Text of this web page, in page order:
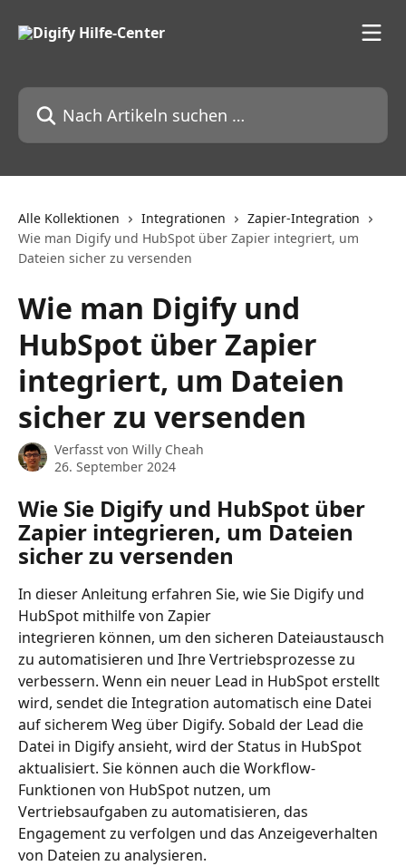
Nach Artikeln suchen …
Alle Kollektionen Integrationen
Zapier-Integration
Wie man Digify und HubSpot über Zapier integriert, um
Dateien sicher zu versenden
Wie man Digify und
HubSpot über Zapier
integriert, um Dateien
sicher zu versenden
Verfasst von Willy Cheah
26. September 2024
Wie Sie Digify und HubSpot über
Zapier integrieren, um Dateien
sicher zu versenden
In dieser Anleitung erfahren Sie, wie Sie Digify und
HubSpot mithilfe von Zapier
integrieren können, um den sicheren Dateiaustausch
zu automatisieren und Ihre Vertriebsprozesse zu
verbessern. Wenn ein neuer Lead in HubSpot erstellt
wird, sendet die Integration automatisch eine Datei
auf sicherem Weg über Digify. Sobald der Lead die
Datei in Digify ansieht, wird der Status in HubSpot
aktualisiert. Sie können auch die Workflow-
Funktionen von HubSpot nutzen, um
Vertriebsaufgaben zu automatisieren, das
Engagement zu verfolgen und das Anzeigeverhalten
von Dateien zu analysieren.